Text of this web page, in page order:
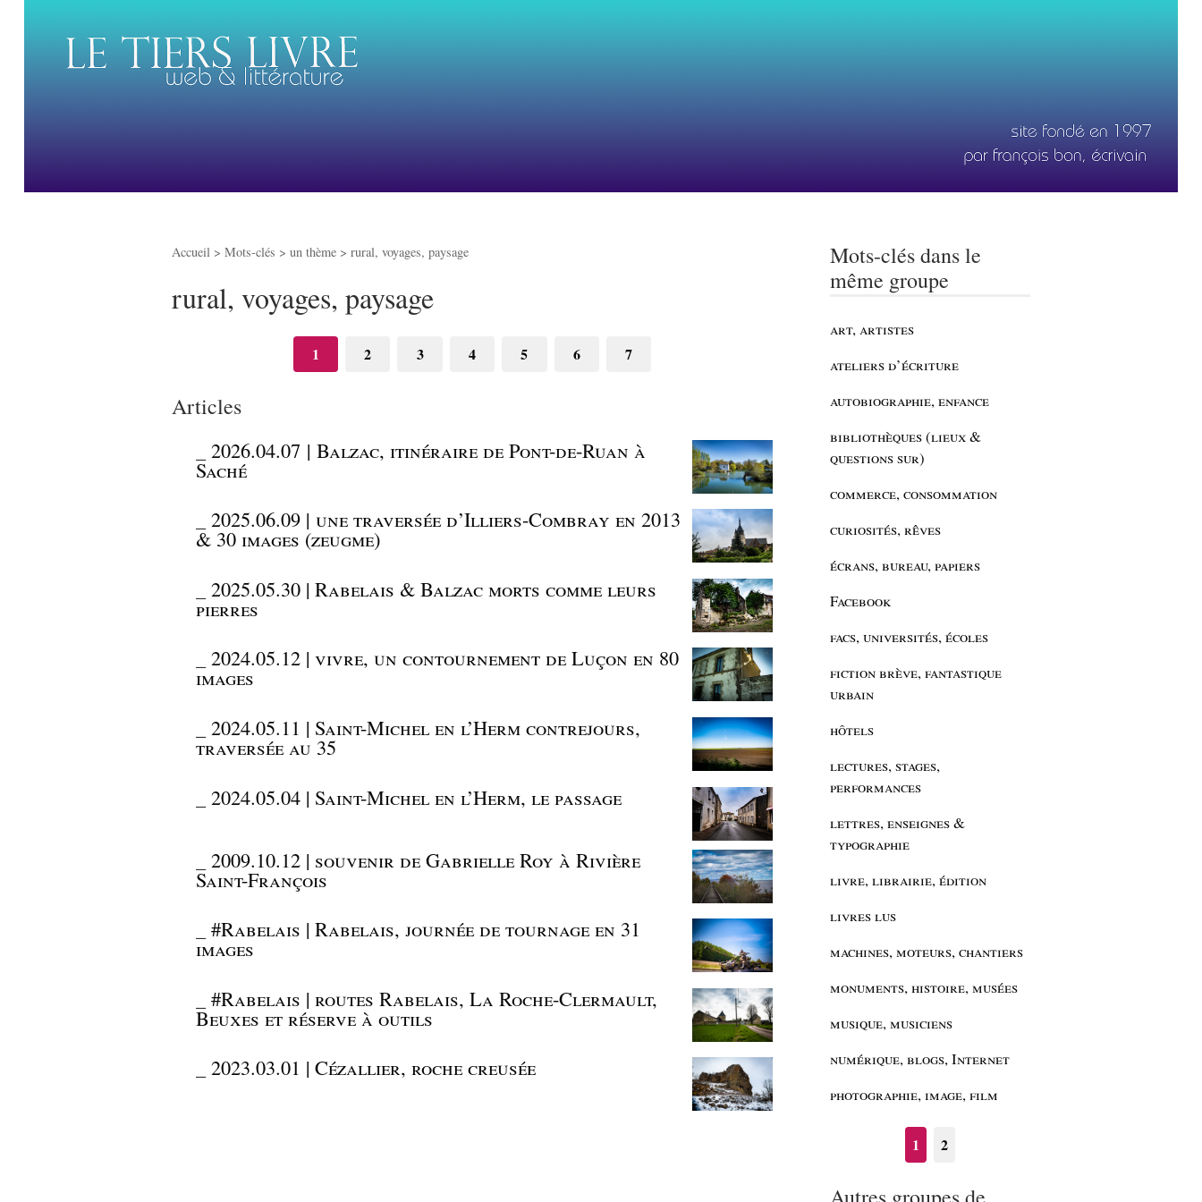
Accueil > Mots-clés > un thème > rural, voyages, paysage
rural, voyages, paysage
1 2 3 4 5 6 7
Articles
2026.04.07 | Balzac, itinéraire de Pont-de-Ruan à
Saché
2025.06.09 | une traversée d’Illiers-Combray en 2013
& 30 images (zeugme)
2025.05.30 | Rabelais & Balzac morts comme leurs
pierres
2024.05.12 | vivre, un contournement de Luçon en 80
images
2024.05.11 | Saint-Michel en l’Herm contrejours,
traversée au 35
2024.05.04 | Saint-Michel en l’Herm, le passage
2009.10.12 | souvenir de Gabrielle Roy à Rivière
Saint-François
#Rabelais | Rabelais, journée de tournage en 31
images
#Rabelais | routes Rabelais, La Roche-Clermault,
Beuxes et réserve à outils
2023.03.01 | Cézallier, roche creusée
Mots-clés dans le
même groupe
art, artistes
ateliers d’écriture
autobiographie, enfance
bibliothèques (lieux &
questions sur)
commerce, consommation
curiosités, rêves
écrans, bureau, papiers
Facebook
facs, universités, écoles
fiction brève, fantastique
urbain
hôtels
lectures, stages,
performances
lettres, enseignes &
typographie
livre, librairie, édition
livres lus
machines, moteurs, chantiers
monuments, histoire, musées
musique, musiciens
numérique, blogs, Internet
photographie, image, film
1 2